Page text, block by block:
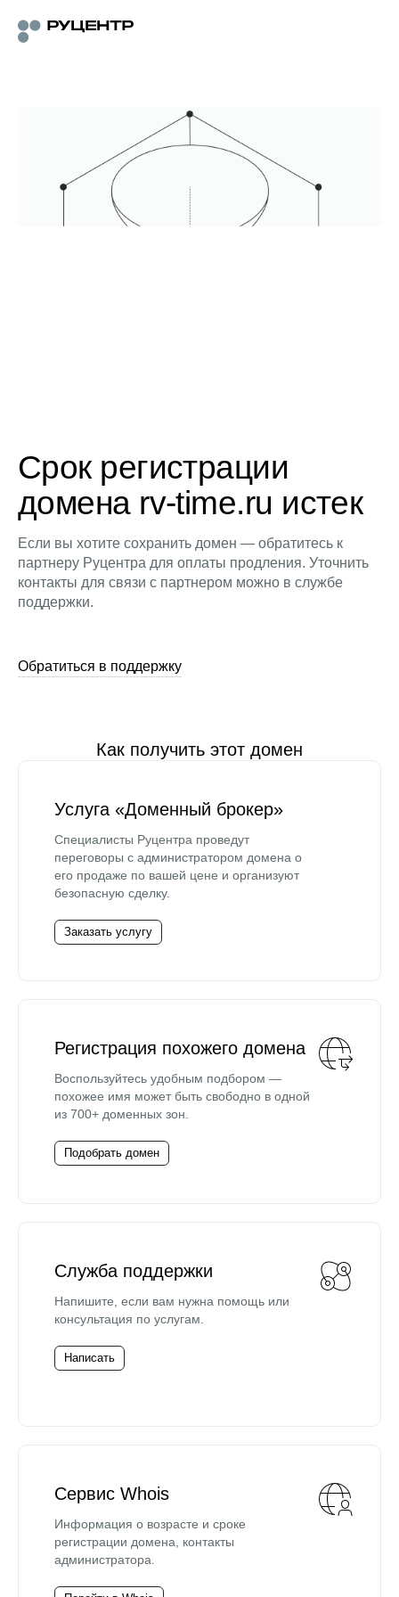
Срок регистрации
домена rv-time.ru истек
Если вы хотите сохранить домен — обратитесь к
партнеру Руцентра для оплаты продления. Уточнить
контакты для связи с партнером можно в службе
поддержки.
Обратиться в поддержку
Как получить этот домен
Услуга «Доменный брокер»
Специалисты Руцентра проведут
переговоры с администратором домена о
его продаже по вашей цене и организуют
безопасную сделку.
Заказать услугу
Регистрация похожего домена
Воспользуйтесь удобным подбором —
похожее имя может быть свободно в одной
из 700+ доменных зон.
Подобрать домен
Служба поддержки
Напишите, если вам нужна помощь или
консультация по услугам.
Написать
Сервис Whois
Информация о возрасте и сроке
регистрации домена, контакты
администратора.